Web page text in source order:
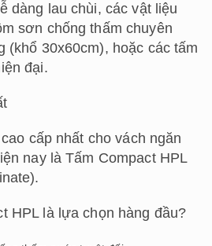
dàng lau chùi, các vật liệu
sơn chống thấm chuyên
(khổ 30x60cm), hoặc các tấm
đại.
cấp nhất cho vách ngăn
nay là Tấm Compact HPL
HPL là lựa chọn hàng đầu?